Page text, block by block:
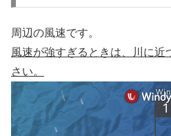
周辺の風速です。
風速が強すぎるときは、川に
さい。